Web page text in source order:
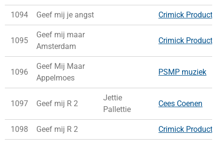
1094 Geef mij je angst Crimick
1095
Geef mij maar
Amsterdam
Crimick
1096
Geef Mij Maar
Appelmoes
PSMP muziek
1097 Geef mij R 2
Jettie
Pallettie
Cees Coenen
1098 Geef mij R 2 Crimick